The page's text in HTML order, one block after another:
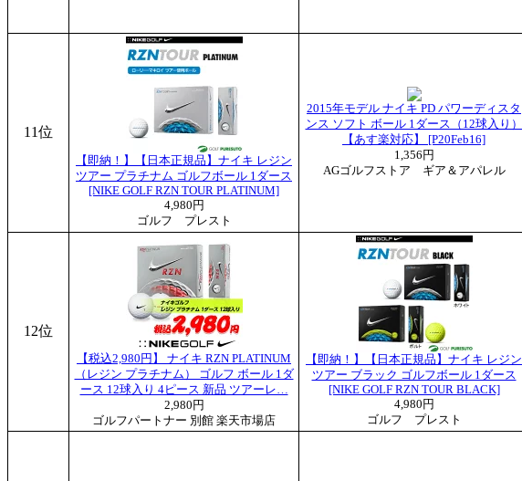
11位
【即納！】【日本正規品】ナイキ レジン
ツアー プラチナム ゴルフボール 1ダース
[NIKE GOLF RZN TOUR PLATINUM]
4,980円
ゴルフ プレスト
2015年モデル ナイキ PD パワーディスタ
ンス ソフト ボール 1ダース（12球入り）
【あす楽対応】 [P20Feb16]
1,356円
AGゴルフストア ギア＆アパレル
12位
【税込2,980円】 ナイキ RZN PLATINUM
（レジン プラチナム） ゴルフ ボール 1ダ
ース 12球入り 4ピース 新品 ツアーレ…
2,980円
ゴルフパートナー 別館 楽天市場店
【即納！】【日本正規品】ナイキ レジン
ツアー ブラック ゴルフボール 1ダース
[NIKE GOLF RZN TOUR BLACK]
4,980円
ゴルフ プレスト